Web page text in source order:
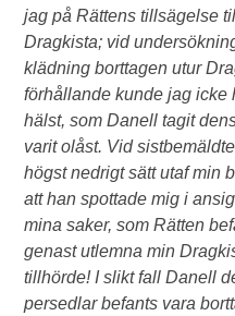
jag på Rättens tillsägelse
Dragkista; vid
klädning borttagen utur
förhållande kunde jag icke
hälst, som Danell tagit
varit olåst. Vid
högst nedrigt sätt utaf min
att han spottade mig i
mina saker, som Rätten
genast utlemna min
tillhörde! I slikt fall Danell
persedlar befants vara